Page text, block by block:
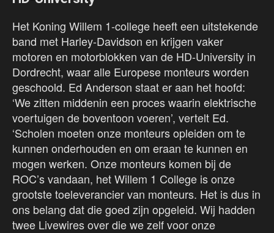
Het Koning Willem 1-college heeft een uitstekende
band met Harley-Davidson en krijgen vaker
motoren en motorblokken van de HD-University in
Dordrecht, waar alle Europese monteurs worden
geschoold. Ed Anderson staat er aan het hoofd:
‘We zitten middenin een proces waarin elektrische
voertuigen de boventoon voeren’, vertelt Ed.
‘Scholen moeten onze monteurs opleiden om te
kunnen onderhouden en om eraan te kunnen en
mogen werken. Onze monteurs komen bij de
ROC’s vandaan, het Willem 1 College is onze
grootste toeleverancier van monteurs. Het is dus in
ons belang dat die goed zijn opgeleid. Wij hadden
twee Livewires over die we zelf voor onze